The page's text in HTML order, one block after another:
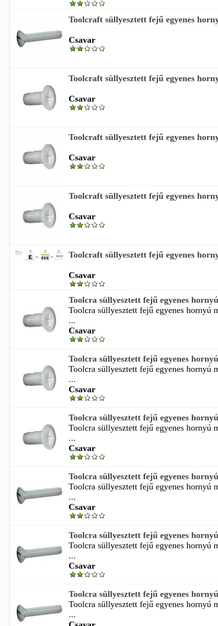
Toolcraft süllyesztett fejű egyenes
Csavar
Toolcraft süllyesztett fejű egyenes
Csavar
Toolcraft süllyesztett fejű egyenes
Csavar
Toolcraft süllyesztett fejű egyenes
Csavar
Toolcraft süllyesztett fejű egyenes
Csavar
Toolcra süllyesztett fejű egyenes
Toolcra süllyesztett fejű egyenes hornyú
...
Csavar
Toolcra süllyesztett fejű egyenes
Toolcra süllyesztett fejű egyenes hornyú
...
Csavar
Toolcra süllyesztett fejű egyenes
Toolcra süllyesztett fejű egyenes hornyú
...
Csavar
Toolcra süllyesztett fejű egyenes
Toolcra süllyesztett fejű egyenes hornyú
...
Csavar
Toolcra süllyesztett fejű egyenes
Toolcra süllyesztett fejű egyenes hornyú
...
Csavar
Toolcra süllyesztett fejű egyenes
Toolcra süllyesztett fejű egyenes hornyú
...